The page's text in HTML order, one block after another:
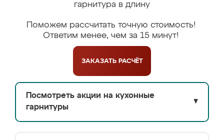
гарнитура в длину
Поможем рассчитать точную стоимость!
Ответим менее, чем за 15 минут!
ЗАКАЗАТЬ РАСЧЁТ
Посмотреть акции на кухонные
гарнитуры
▼